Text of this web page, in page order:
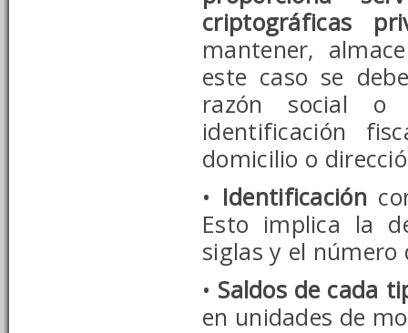
criptográficas
mantener,
este caso se
razón social o
identificación
domicilio o
• Identificación
Esto implica la
siglas y el
• Saldos de cada
en unidades de